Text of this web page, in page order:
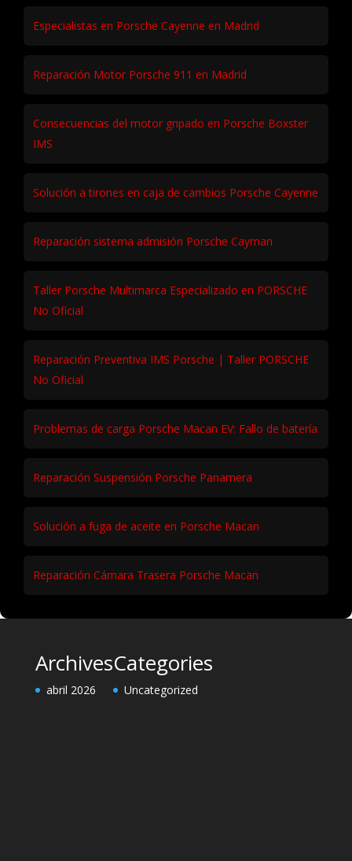
Especialistas en Porsche Cayenne en Madrid
Reparación Motor Porsche 911 en Madrid
Consecuencias del motor gripado en Porsche Boxster
IMS
Solución a tirones en caja de cambios Porsche Cayenne
Reparación sistema admisión Porsche Cayman
Taller Porsche Multimarca Especializado en PORSCHE
No Oficial
Reparación Preventiva IMS Porsche | Taller PORSCHE
No Oficial
Problemas de carga Porsche Macan EV: Fallo de batería
Reparación Suspensión Porsche Panamera
Solución a fuga de aceite en Porsche Macan
Reparación Cámara Trasera Porsche Macan
Archives
abril 2026
Categories
Uncategorized